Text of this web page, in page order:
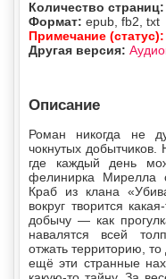
Количество страниц:
Формат: epub, fb2, txt
Примечание (статус):
Другая версия:
Описание
Роман никогда не
чокнутых
где каждый день
фелинирка Мирелла
Краб из клана
вокруг творится
добычу — как
навалятся всей
отжать территорию,
ещё эти странные